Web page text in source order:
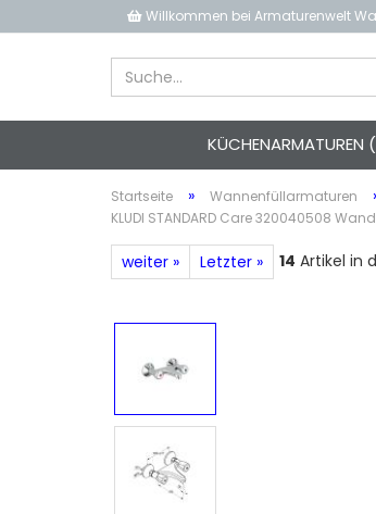
Willkommen bei Armaturenwelt
KÜCHENARMATUREN
Startseite » Wannenfüllarmaturen
KLUDI STANDARD Care 320040508
weiter » Letzter » 14 Artikel in